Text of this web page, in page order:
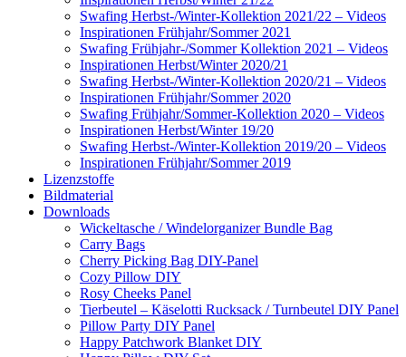
Swafing Herbst-/Winter-Kollektion 2021/22 – Videos
Inspirationen Frühjahr/Sommer 2021
Swafing Frühjahr-/Sommer Kollektion 2021 – Videos
Inspirationen Herbst/Winter 2020/21
Swafing Herbst-/Winter-Kollektion 2020/21 – Videos
Inspirationen Frühjahr/Sommer 2020
Swafing Frühjahr/Sommer-Kollektion 2020 – Videos
Inspirationen Herbst/Winter 19/20
Swafing Herbst-/Winter-Kollektion 2019/20 – Videos
Inspirationen Frühjahr/Sommer 2019
Lizenzstoffe
Bildmaterial
Downloads
Wickeltasche / Windelorganizer Bundle Bag
Carry Bags
Cherry Picking Bag DIY-Panel
Cozy Pillow DIY
Rosy Cheeks Panel
Tierbeutel – Käselotti Rucksack / Turnbeutel DIY Panel
Pillow Party DIY Panel
Happy Patchwork Blanket DIY